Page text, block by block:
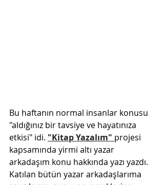
Bu haftanın normal insanlar konusu
"aldığınız bir tavsiye ve hayatınıza
etkisi" idi. "Kitap Yazalım" projesi
kapsamında yirmi altı yazar
arkadaşım konu hakkında yazı yazdı.
Katılan bütün yazar arkadaşlarıma